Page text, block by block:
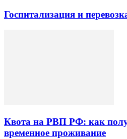
Госпитализация и
Квота на РВП РФ: как
временное проживание